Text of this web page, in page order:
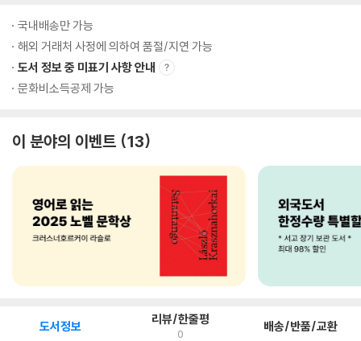
국내배송만 가능
해외 거래처 사정에 의하여 품절/지연 가능
도서 정보 중 미표기 사항 안내
문화비소득공제 가능
이 분야의 이벤트 13
도서정보 리뷰/한줄평
0 배송/반품/교환